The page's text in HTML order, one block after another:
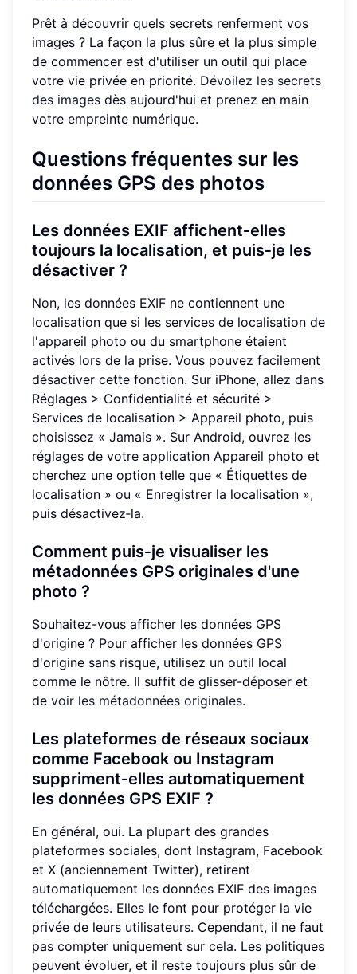
Prêt à découvrir quels secrets renferment vos
images ? La façon la plus sûre et la plus simple
de commencer est d'utiliser un outil qui place
votre vie privée en priorité. Dévoilez les secrets
des images dès aujourd'hui et prenez en main
votre empreinte numérique.
Questions fréquentes sur les
données GPS des photos
Les données EXIF affichent‑elles
toujours la localisation, et puis‑je les
désactiver ?
Non, les données EXIF ne contiennent une
localisation que si les services de localisation de
l'appareil photo ou du smartphone étaient
activés lors de la prise. Vous pouvez facilement
désactiver cette fonction. Sur iPhone, allez dans
Réglages > Confidentialité et sécurité >
Services de localisation > Appareil photo, puis
choisissez « Jamais ». Sur Android, ouvrez les
réglages de votre application Appareil photo et
cherchez une option telle que « Étiquettes de
localisation » ou « Enregistrer la localisation »,
puis désactivez‑la.
Comment puis‑je visualiser les
métadonnées GPS originales d'une
photo ?
Souhaitez-vous afficher les données GPS
d'origine ? Pour afficher les données GPS
d'origine sans risque, utilisez un outil local
comme le nôtre. Il suffit de glisser-déposer et
de voir les métadonnées originales.
Les plateformes de réseaux sociaux
comme Facebook ou Instagram
suppriment‑elles automatiquement
les données GPS EXIF ?
En général, oui. La plupart des grandes
plateformes sociales, dont Instagram, Facebook
et X (anciennement Twitter), retirent
automatiquement les données EXIF des images
téléchargées. Elles le font pour protéger la vie
privée de leurs utilisateurs. Cependant, il ne faut
pas compter uniquement sur cela. Les politiques
peuvent évoluer, et il reste toujours plus sûr de